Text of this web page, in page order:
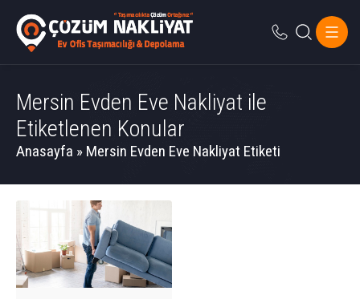
Mersin Evden Eve Nakliyat ile
Etiketlenen Konular
Anasayfa » Mersin Evden Eve Nakliyat Etiketi